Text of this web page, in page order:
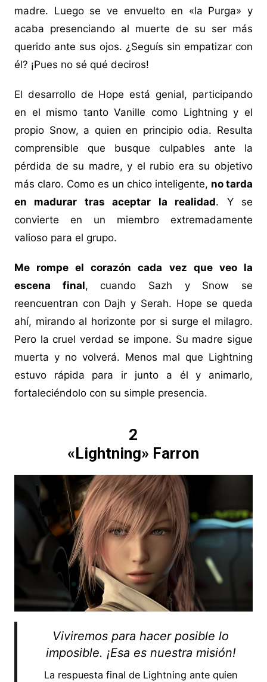
madre. Luego se ve envuelto en «la Purga» y
acaba presenciando al muerte de su ser más
querido ante sus ojos. ¿Seguís sin empatizar con
él? ¡Pues no sé qué deciros!
El desarrollo de Hope está genial, participando
en el mismo tanto Vanille como Lightning y el
propio Snow, a quien en principio odia. Resulta
comprensible que busque culpables ante la
pérdida de su madre, y el rubio era su objetivo
más claro. Como es un chico inteligente, no tarda
en madurar tras aceptar la realidad. Y se
convierte en un miembro extremadamente
valioso para el grupo.
Me rompe el corazón cada vez que veo la
escena final, cuando Sazh y Snow se
reencuentran con Dajh y Serah. Hope se queda
ahí, mirando al horizonte por si surge el milagro.
Pero la cruel verdad se impone. Su madre sigue
muerta y no volverá. Menos mal que Lightning
estuvo rápida para ir junto a él y animarlo,
fortaleciéndolo con su simple presencia.
2
«Lightning» Farron
Viviremos para hacer posible lo
imposible. ¡Esa es nuestra misión!
La respuesta final de Lightning ante quien